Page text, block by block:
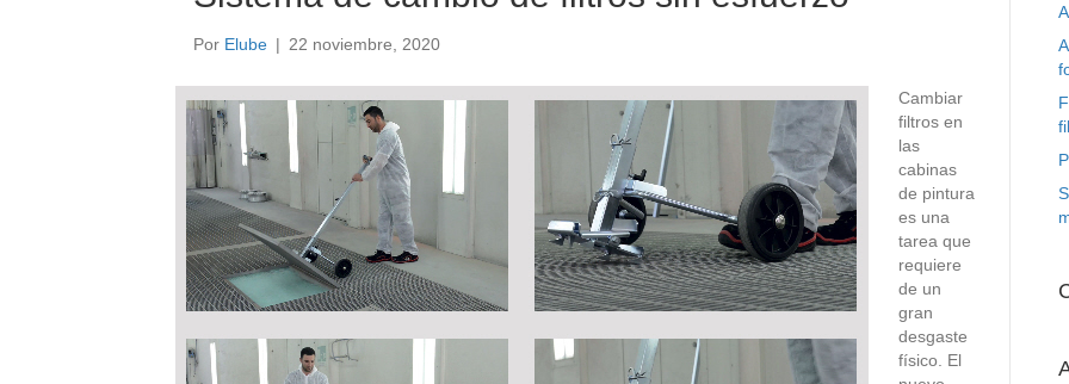
Por Elube | 22 noviembre, 2020
Cambiar
filtros en
las
cabinas
de pintura
es una
tarea que
requiere
de un
gran
desgaste
físico. El